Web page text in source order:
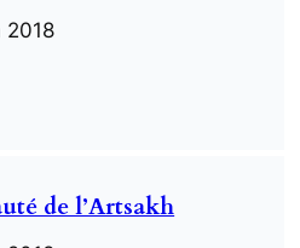
2018
de l’Artsakh